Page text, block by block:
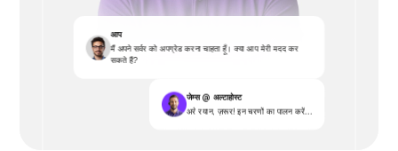
आप
मैं अपने सर्वर को अपग्रेड करना चाहता हूँ। क्या आप मेरी मदद कर
सकते हैं?
जेम्स @ अल्टाहोस्ट
अरे रयान, ज़रूर! इन चरणों का पालन करें...